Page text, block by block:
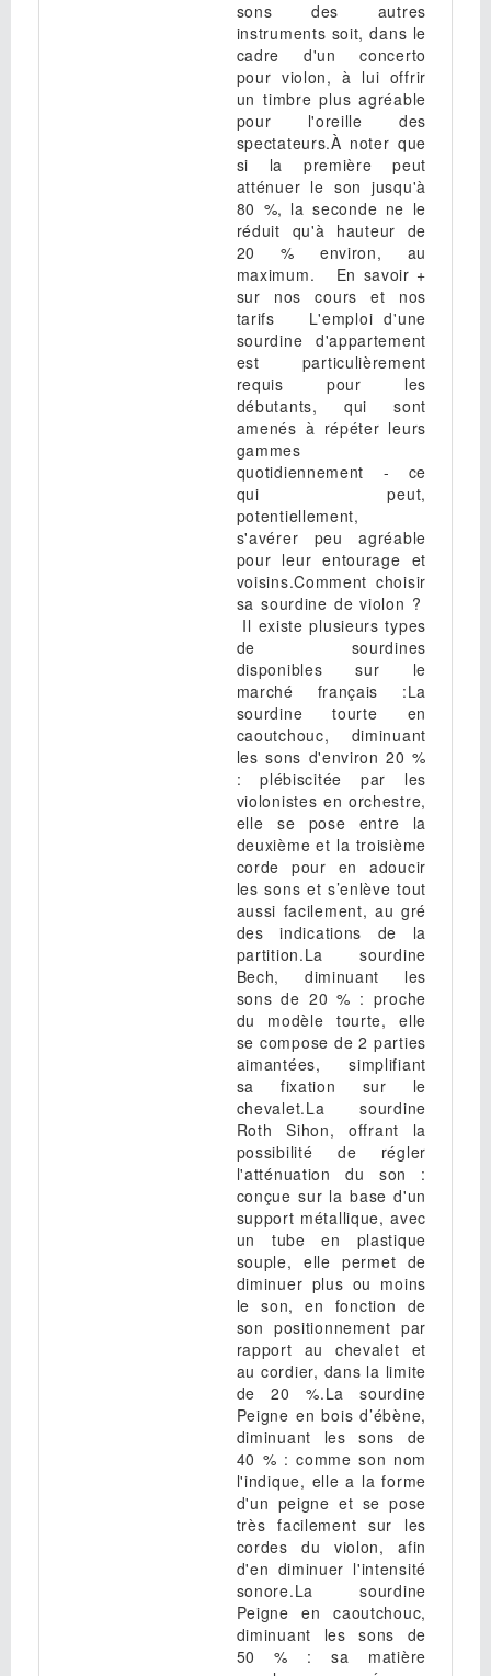
sons des autres
instruments soit, dans le
cadre d'un concerto
pour violon, à lui offrir
un timbre plus agréable
pour l'oreille des
spectateurs.À noter que
si la première peut
atténuer le son jusqu'à
80 %, la seconde ne le
réduit qu'à hauteur de
20 % environ, au
maximum. En savoir +
sur nos cours et nos
tarifs L'emploi d'une
sourdine d'appartement
est particulièrement
requis pour les
débutants, qui sont
amenés à répéter leurs
gammes
quotidiennement - ce
qui peut,
potentiellement,
s'avérer peu agréable
pour leur entourage et
voisins.Comment choisir
sa sourdine de violon ?
Il existe plusieurs types
de sourdines
disponibles sur le
marché français :La
sourdine tourte en
caoutchouc, diminuant
les sons d'environ 20 %
: plébiscitée par les
violonistes en orchestre,
elle se pose entre la
deuxième et la troisième
corde pour en adoucir
les sons et s’enlève tout
aussi facilement, au gré
des indications de la
partition.La sourdine
Bech, diminuant les
sons de 20 % : proche
du modèle tourte, elle
se compose de 2 parties
aimantées, simplifiant
sa fixation sur le
chevalet.La sourdine
Roth Sihon, offrant la
possibilité de régler
l'atténuation du son :
conçue sur la base d'un
support métallique, avec
un tube en plastique
souple, elle permet de
diminuer plus ou moins
le son, en fonction de
son positionnement par
rapport au chevalet et
au cordier, dans la limite
de 20 %.La sourdine
Peigne en bois d’ébène,
diminuant les sons de
40 % : comme son nom
l'indique, elle a la forme
d'un peigne et se pose
très facilement sur les
cordes du violon, afin
d'en diminuer l'intensité
sonore.La sourdine
Peigne en caoutchouc,
diminuant les sons de
50 % : sa matière